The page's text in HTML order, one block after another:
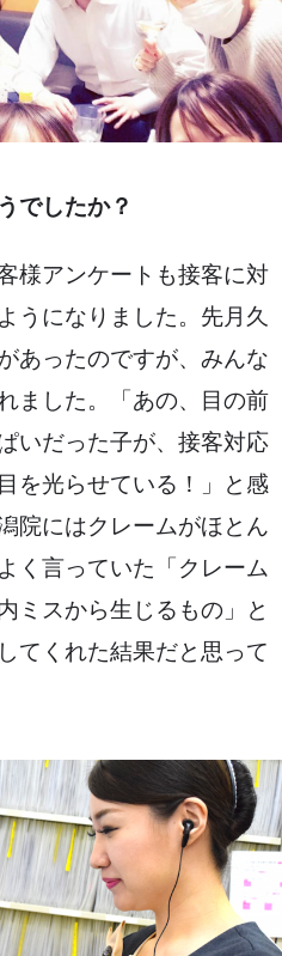
でしたか？
様アンケートも接客に対
うになりました。先月久
あったのですが、みんな
ました。「あの、目の前
いだった子が、接客対応
を光らせている！」と感
院にはクレームがほとん
く言っていた「クレーム
ミスから生じるもの」と
てくれた結果だと思って